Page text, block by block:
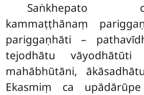
Saṅkhepato
kammaṭṭhānaṃ
pariggaṇhāti –
tejodhātu
mahābhūtāni,
Ekasmiṃ ca